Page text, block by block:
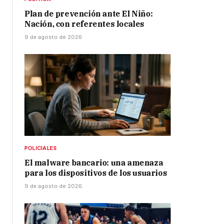
Plan de prevención ante El Niño:
Nación, con referentes locales
9 de agosto de 2026
POLICIALES
El malware bancario: una amenaza
para los dispositivos de los usuarios
9 de agosto de 2026